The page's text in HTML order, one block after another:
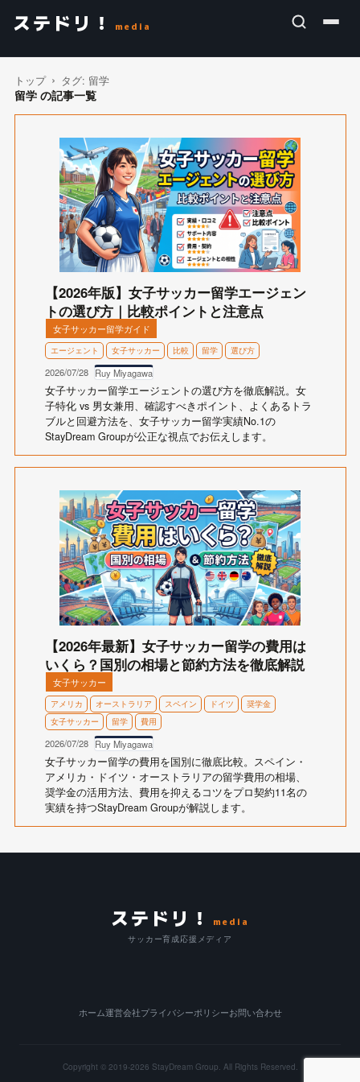
ステドリ！ media
トップ タグ: 留学
留学 の記事一覧
【2026年版】女子サッカー留学エージェン
トの選び方｜比較ポイントと注意点
女子サッカー留学ガイド
エージェント 女子サッカー 比較 留学 選び方
2026/07/28 Ruy Miyagawa
女子サッカー留学エージェントの選び方を徹底解説。女
子特化 vs 男女兼用、確認すべきポイント、よくあるトラ
ブルと回避方法を、女子サッカー留学実績No.1の
StayDream Groupが公正な視点でお伝えします。
【2026年最新】女子サッカー留学の費用は
いくら？国別の相場と節約方法を徹底解説
女子サッカー
アメリカ オーストラリア スペイン ドイツ
奨学金
女子サッカー
留学 費用
2026/07/28 Ruy Miyagawa
女子サッカー留学の費用を国別に徹底比較。スペイン・
アメリカ・ドイツ・オーストラリアの留学費用の相場、
奨学金の活用方法、費用を抑えるコツをプロ契約11名の
実績を持つStayDream Groupが解説します。
ステドリ！ media
サッカー育成応援メディア
ホーム運営会社プライバシーポリシーお問い合わせ
Copyright © 2019-2026 StayDream Group. All Rights Reserved.